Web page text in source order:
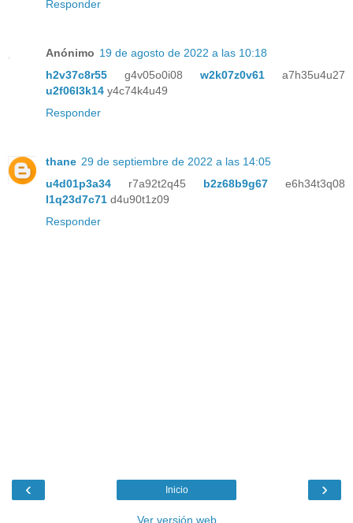
Responder
Anónimo 19 de agosto de 2022 a las 10:18
h2v37c8r55 g4v05o0i08 w2k07z0v61 a7h35u4u27
u2f06l3k14 y4c74k4u49
Responder
thane 29 de septiembre de 2022 a las 14:05
u4d01p3a34 r7a92t2q45 b2z68b9g67 e6h34t3q08
l1q23d7c71 d4u90t1z09
Responder
‹ ›
Inicio
Ver versión web